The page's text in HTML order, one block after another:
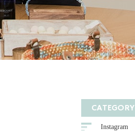
CATEGORY
Instagram